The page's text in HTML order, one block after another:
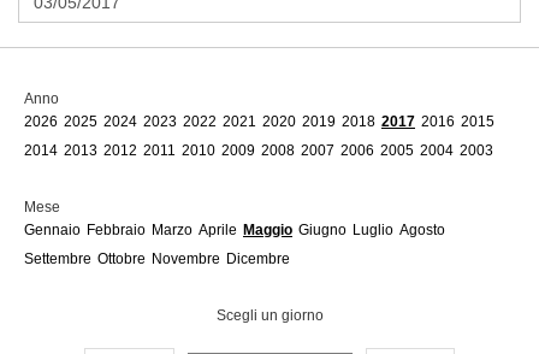
Anno
2026 2025 2024 2023 2022 2021 2020 2019 2018 2017 2016 2015
2014 2013 2012 2011 2010 2009 2008 2007 2006 2005 2004 2003
Mese
Gennaio Febbraio Marzo Aprile Maggio Giugno Luglio Agosto
Settembre Ottobre Novembre Dicembre
Scegli un giorno